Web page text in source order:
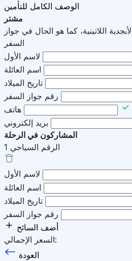
الوصف الكامل للتأمين
مشتر
اللاتينية، كما هو الحال في جواز
السفر
لاسم الأول
اسم العائلة
تاريخ الميلاد
رقم جواز السفر
هاتف
بريد إلكتروني
المشاركون في الرحلة
الرقم السياحي 1
لاسم الأول
اسم العائلة
تاريخ الميلاد
رقم جواز السفر
أضف السائح
السعر الإجمالي:
العودة